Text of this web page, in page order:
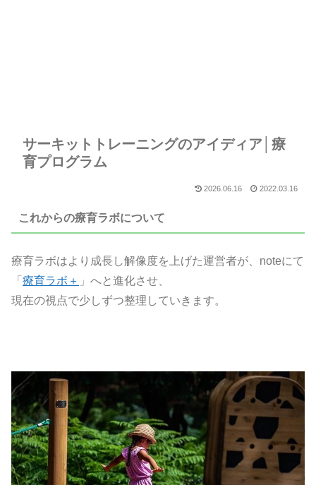
サーキットトレーニングのアイディア│療
育プログラム
2026.06.16 2022.03.16
これからの療育ラボについて
療育ラボはより成長し解像度を上げた運営者が、noteにて
「 療育ラボ＋ 」へと進化させ、
現在の視点で少しずつ整理していきます。